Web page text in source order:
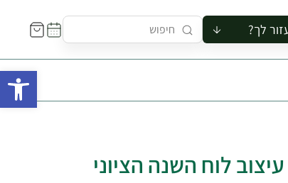
לך?
לוח השנה הציוני